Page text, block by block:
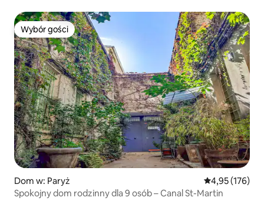
Wybór gości
Wybór gości
Dom w: Paryż Średnia
4,95 (176)
Spokojny dom rodzinny dla 9 osób – Canal St-Martin